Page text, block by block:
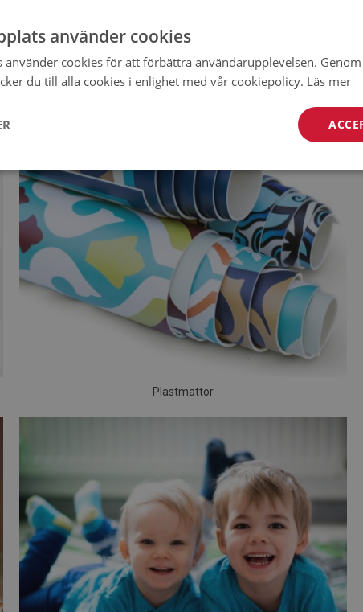
Plastmattor
använder cookies
använder cookies för att förbättra användarupplevelsen.
du till alla cookies i enlighet med vår cookiepolicy. Läs mer